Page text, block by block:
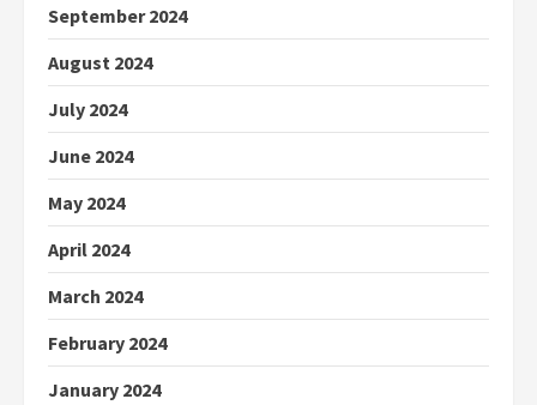
September 2024
August 2024
July 2024
June 2024
May 2024
April 2024
March 2024
February 2024
January 2024